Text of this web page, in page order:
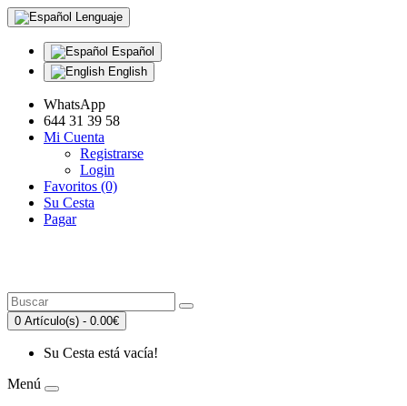
Lenguaje
Español
English
WhatsApp
644 31 39 58
Mi Cuenta
Registrarse
Login
Favoritos (0)
Su Cesta
Pagar
0 Artículo(s) - 0.00€
Su Cesta está vacía!
Menú